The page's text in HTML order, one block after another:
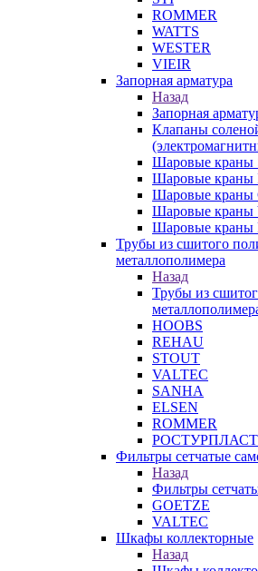
ROMMER
WATTS
WESTER
VIEIR
Запорная арматура
Назад
Запорная
Клапаны
Шаровые краны
Шаровые краны
Шаровые
Шаровые краны
Шаровые краны
Трубы из сшитого
металлополимера
Назад
Трубы из
HOOBS
REHAU
STOUT
VALTEC
SANHA
ELSEN
ROMMER
РОСТУРПЛАСТ
Фильтры сетчатые
Назад
Фильтры
GOETZE
VALTEC
Шкафы коллекторные
Назад